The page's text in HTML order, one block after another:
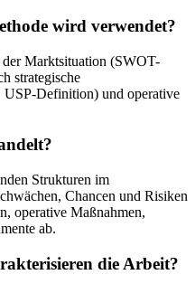
wird verwendet?
Marktsituation (SWOT-
strategische
Definition) und operative
Strukturen im
Chancen und Risiken
operative Maßnahmen,
ab.
die Arbeit?